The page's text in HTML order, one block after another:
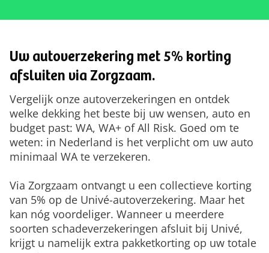
Uw autoverzekering met 5% korting
afsluiten via Zorgzaam.
Vergelijk onze autoverzekeringen en ontdek
welke dekking het beste bij uw wensen, auto en
budget past: WA, WA+ of All Risk. Goed om te
weten: in Nederland is het verplicht om uw auto
minimaal WA te verzekeren.
Via Zorgzaam ontvangt u een collectieve korting
van 5% op de Univé-autoverzekering. Maar het
kan nóg voordeliger. Wanneer u meerdere
soorten schadeverzekeringen afsluit bij Univé,
krijgt u namelijk extra pakketkorting op uw totale